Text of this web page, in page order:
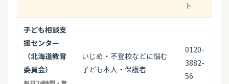
ト
子ども相談支
援センター
（北海道教育
委員会）
いじめ・不登校などに悩む
子ども本人・保護者
0120-
3882-
56